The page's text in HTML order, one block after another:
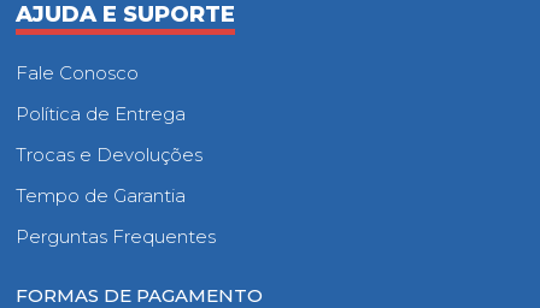
AJUDA E SUPORTE
Fale Conosco
Política de Entrega
Trocas e Devoluções
Tempo de Garantia
Perguntas Frequentes
FORMAS DE PAGAMENTO